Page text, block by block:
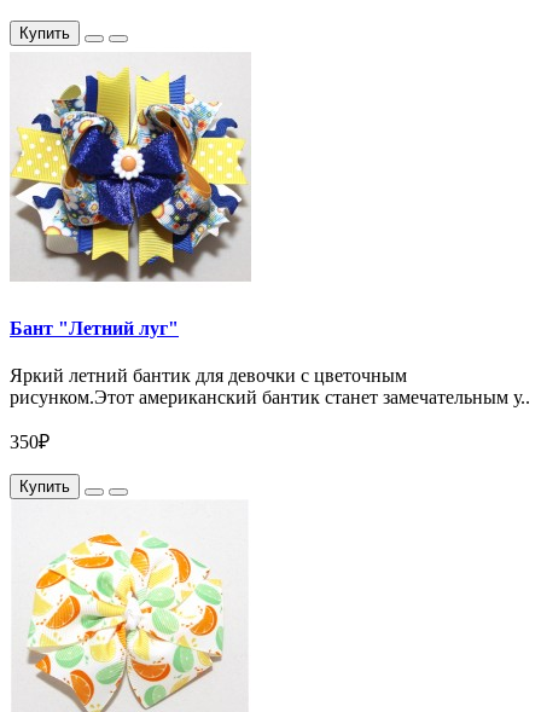
Купить
Бант "Летний луг"
Яркий летний бантик для девочки с цветочным
рисунком.Этот американский бантик станет замечательным у..
350₽
Купить